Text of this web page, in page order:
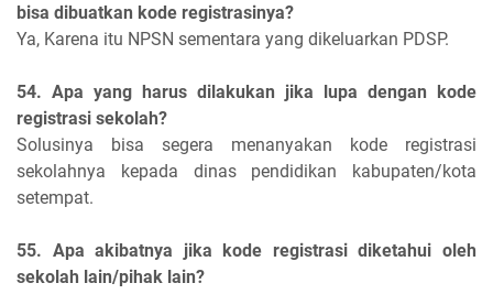
bisa dibuatkan kode registrasinya?
Ya, Karena itu NPSN sementara yang dikeluarkan PDSP.
54. Apa yang harus dilakukan jika lupa dengan kode
registrasi sekolah?
Solusinya bisa segera menanyakan kode registrasi
sekolahnya kepada dinas pendidikan kabupaten/kota
setempat.
55. Apa akibatnya jika kode registrasi diketahui oleh
sekolah lain/pihak lain?